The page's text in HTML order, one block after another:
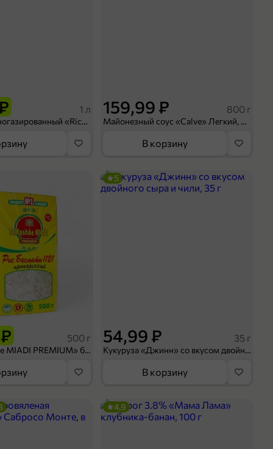
1 л
Напиток сильногазированный «Rich» Биттер Лемон, 1 л
159,99 ₽ 800 г
Майонезный соус «Calve» Легкий, 800 г
В корзину
500 г
Рис «TaMashAe MIADI PREMIUM» басмати пропаренный, 500 г
54,99 ₽ 35 г
Кукуруза «Джинн» со вкусом двойного сыра и чили, 35 г
5
В корзину
4,9